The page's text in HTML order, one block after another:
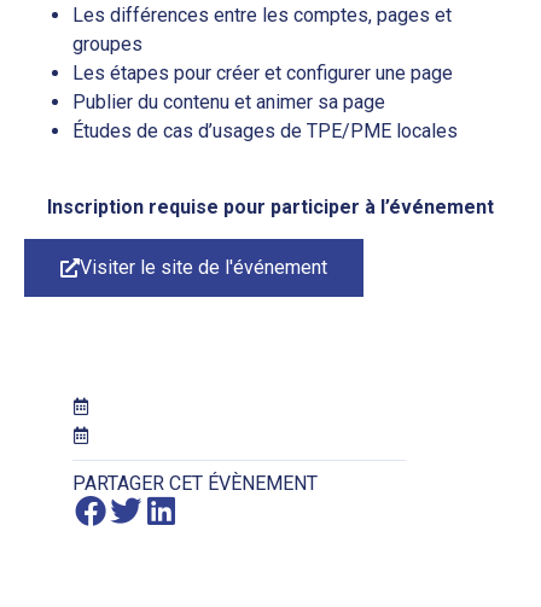
Les différences entre les comptes, pages et
groupes
Les étapes pour créer et configurer une page
Publier du contenu et animer sa page
Études de cas d’usages de TPE/PME locales
Inscription requise pour participer à l’événement
Visiter le site de l'événement
PARTAGER CET ÉVÈNEMENT